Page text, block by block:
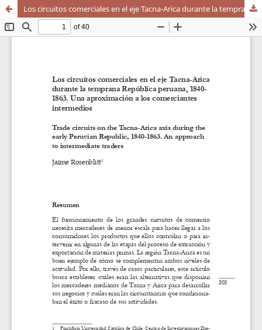
Los circuitos comerciales en el eje Tacna-Arica durante la temprana República peruana, 1840- 1863. Una aproximación a los comerciantes intermedios